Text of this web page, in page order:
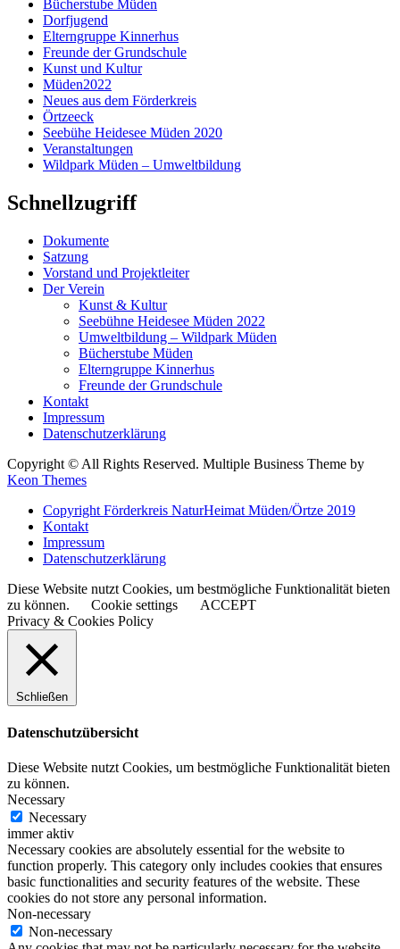
Bücherstube Müden
Dorfjugend
Elterngruppe Kinnerhus
Freunde der Grundschule
Kunst und Kultur
Müden2022
Neues aus dem Förderkreis
Örtzeeck
Seebühe Heidesee Müden 2020
Veranstaltungen
Wildpark Müden – Umweltbildung
Schnellzugriff
Dokumente
Satzung
Vorstand und Projektleiter
Der Verein
Kunst & Kultur
Seebühne Heidesee Müden 2022
Umweltbildung – Wildpark Müden
Bücherstube Müden
Elterngruppe Kinnerhus
Freunde der Grundschule
Kontakt
Impressum
Datenschutzerklärung
Copyright © All Rights Reserved. Multiple Business Theme by
Keon Themes
Copyright Förderkreis NaturHeimat Müden/Örtze 2019
Kontakt
Impressum
Datenschutzerklärung
Diese Website nutzt Cookies, um bestmögliche Funktionalität bieten
zu können.
Cookie settings
ACCEPT
Privacy & Cookies Policy
Schließen
Datenschutzübersicht
Diese Website nutzt Cookies, um bestmögliche Funktionalität bieten
zu können.
Necessary
Necessary
immer aktiv
Necessary cookies are absolutely essential for the website to
function properly. This category only includes cookies that ensures
basic functionalities and security features of the website. These
cookies do not store any personal information.
Non-necessary
Non-necessary